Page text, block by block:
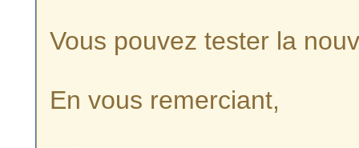
Vous pouvez tester la
En vous remerciant,